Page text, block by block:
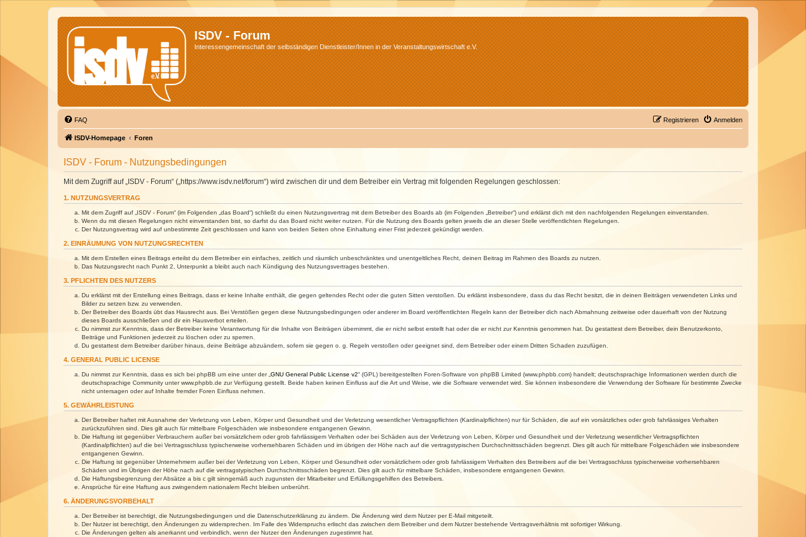
ISDV - Forum
Interessengemeinschaft der selbständigen Dienstleister/Innen in der Veranstaltungswirtschaft e.V.
FAQ Anmelden
Registrieren
ISDV-Homepage Foren
ISDV - Forum - Nutzungsbedingungen
Mit dem Zugriff auf „ISDV - Forum“ („https://www.isdv.net/forum“) wird zwischen dir und dem Betreiber ein Vertrag mit folgenden Regelungen geschlossen:
1. NUTZUNGSVERTRAG
Mit dem Zugriff auf „ISDV - Forum“ (im Folgenden „das Board“) schließt du einen Nutzungsvertrag mit dem Betreiber des Boards ab (im Folgenden „Betreiber“) und erklärst dich mit den nachfolgenden Regelungen einverstanden.
Wenn du mit diesen Regelungen nicht einverstanden bist, so darfst du das Board nicht weiter nutzen. Für die Nutzung des Boards gelten jeweils die an dieser Stelle veröffentlichten Regelungen.
Der Nutzungsvertrag wird auf unbestimmte Zeit geschlossen und kann von beiden Seiten ohne Einhaltung einer Frist jederzeit gekündigt werden.
2. EINRÄUMUNG VON NUTZUNGSRECHTEN
Mit dem Erstellen eines Beitrags erteilst du dem Betreiber ein einfaches, zeitlich und räumlich unbeschränktes und unentgeltliches Recht, deinen Beitrag im Rahmen des Boards zu nutzen.
Das Nutzungsrecht nach Punkt 2, Unterpunkt a bleibt auch nach Kündigung des Nutzungsvertrages bestehen.
3. PFLICHTEN DES NUTZERS
Du erklärst mit der Erstellung eines Beitrags, dass er keine Inhalte enthält, die gegen geltendes Recht oder die guten Sitten verstoßen. Du erklärst insbesondere, dass du das Recht besitzt, die in deinen Beiträgen verwendeten Links und
Bilder zu setzen bzw. zu verwenden.
Der Betreiber des Boards übt das Hausrecht aus. Bei Verstößen gegen diese Nutzungsbedingungen oder anderer im Board veröffentlichten Regeln kann der Betreiber dich nach Abmahnung zeitweise oder dauerhaft von der Nutzung
dieses Boards ausschließen und dir ein Hausverbot erteilen.
Du nimmst zur Kenntnis, dass der Betreiber keine Verantwortung für die Inhalte von Beiträgen übernimmt, die er nicht selbst erstellt hat oder die er nicht zur Kenntnis genommen hat. Du gestattest dem Betreiber, dein Benutzerkonto,
Beiträge und Funktionen jederzeit zu löschen oder zu sperren.
Du gestattest dem Betreiber darüber hinaus, deine Beiträge abzuändern, sofern sie gegen o. g. Regeln verstoßen oder geeignet sind, dem Betreiber oder einem Dritten Schaden zuzufügen.
4. GENERAL PUBLIC LICENSE
Du nimmst zur Kenntnis, dass es sich bei phpBB um eine unter der „ GNU General Public License v2“ (GPL) bereitgestellten Foren-Software von phpBB Limited (www.phpbb.com) handelt; deutschsprachige Informationen werden durch die
deutschsprachige Community unter www.phpbb.de zur Verfügung gestellt. Beide haben keinen Einfluss auf die Art und Weise, wie die Software verwendet wird. Sie können insbesondere die Verwendung der Software für bestimmte Zwecke
nicht untersagen oder auf Inhalte fremder Foren Einfluss nehmen.
5. GEWÄHRLEISTUNG
Der Betreiber haftet mit Ausnahme der Verletzung von Leben, Körper und Gesundheit und der Verletzung wesentlicher Vertragspflichten (Kardinalpflichten) nur für Schäden, die auf ein vorsätzliches oder grob fahrlässiges Verhalten
zurückzuführen sind. Dies gilt auch für mittelbare Folgeschäden wie insbesondere entgangenen Gewinn.
Die Haftung ist gegenüber Verbrauchern außer bei vorsätzlichem oder grob fahrlässigem Verhalten oder bei Schäden aus der Verletzung von Leben, Körper und Gesundheit und der Verletzung wesentlicher Vertragspflichten
(Kardinalpflichten) auf die bei Vertragsschluss typischerweise vorhersehbaren Schäden und im übrigen der Höhe nach auf die vertragstypischen Durchschnittsschäden begrenzt. Dies gilt auch für mittelbare Folgeschäden wie insbesondere
entgangenen Gewinn.
Die Haftung ist gegenüber Unternehmern außer bei der Verletzung von Leben, Körper und Gesundheit oder vorsätzlichem oder grob fahrlässigem Verhalten des Betreibers auf die bei Vertragsschluss typischerweise vorhersehbaren
Schäden und im Übrigen der Höhe nach auf die vertragstypischen Durchschnittsschäden begrenzt. Dies gilt auch für mittelbare Schäden, insbesondere entgangenen Gewinn.
Die Haftungsbegrenzung der Absätze a bis c gilt sinngemäß auch zugunsten der Mitarbeiter und Erfüllungsgehilfen des Betreibers.
Ansprüche für eine Haftung aus zwingendem nationalem Recht bleiben unberührt.
6. ÄNDERUNGSVORBEHALT
Der Betreiber ist berechtigt, die Nutzungsbedingungen und die Datenschutzerklärung zu ändern. Die Änderung wird dem Nutzer per E-Mail mitgeteilt.
Der Nutzer ist berechtigt, den Änderungen zu widersprechen. Im Falle des Widerspruchs erlischt das zwischen dem Betreiber und dem Nutzer bestehende Vertragsverhältnis mit sofortiger Wirkung.
Die Änderungen gelten als anerkannt und verbindlich, wenn der Nutzer den Änderungen zugestimmt hat.